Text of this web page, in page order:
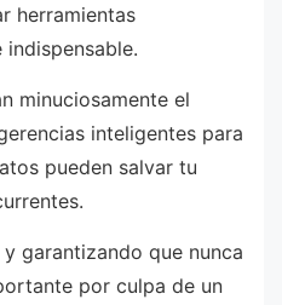
herramientas
minuciosamente el
inteligentes para
pueden salvar tu
garantizando que nunca
por culpa de un